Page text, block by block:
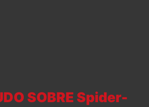
SOBRE Spider-